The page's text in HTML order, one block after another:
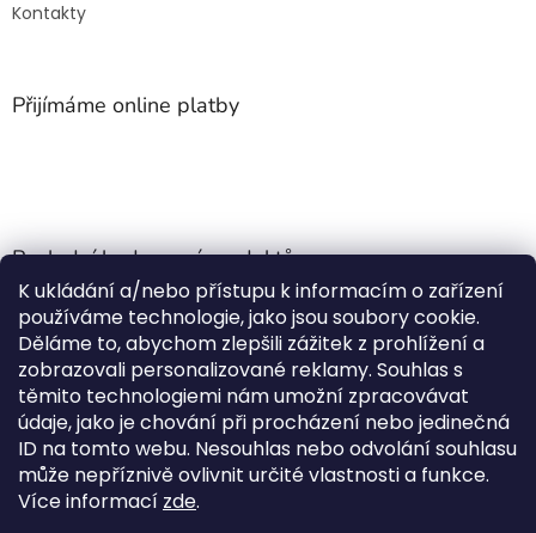
K ukládání a/nebo přístupu k informacím o zařízení
používáme technologie, jako jsou soubory cookie.
Děláme to, abychom zlepšili zážitek z prohlížení a
zobrazovali personalizované reklamy. Souhlas s
těmito technologiemi nám umožní zpracovávat
údaje, jako je chování při procházení nebo jedinečná
ID na tomto webu. Nesouhlas nebo odvolání souhlasu
může nepříznivě ovlivnit určité vlastnosti a funkce.
Více informací zde.
Kontakty
Přijímáme online platby
Poslední hodnocení produktů
Jehla do nádrže k nezávislému topení
Hodnocení produktu je 5 z 5 hvězdiček.
| Martin Nevrlý
ano
Kempingové skládací křeslo Front Runner Expander Chair
Hodnocení produktu je 5 z 5 hvězdiček.
|